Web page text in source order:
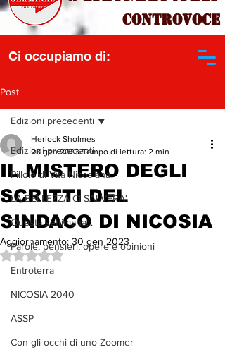
Controvoce
Ci occupiamo di:
Post
Edizioni precedenti
Pillole di Vita Nicosiana
LA BELLEZZA CI SALVERA'
Questa settimana...
Parole, pensieri, opere e opinioni
Entroterra
NICOSIA 2040
ASSP
Con gli occhi di uno Zoomer
Edizioni precedenti
IL MISTERO DEGLI
SCRITTI DEL
SINDACO DI NICOSIA
Herlock Sholmes
28 gen 2023 Tempo di lettura: 2 min
Aggiornamento: 30 gen 2023
Valutazione NaN stelle su 5.